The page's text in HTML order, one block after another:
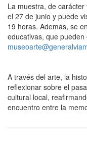
La muestra, de
el 27 de junio y puede
19 horas. Además, se
educativas, que
A través del arte, la
reflexionar sobre el
cultural local,
encuentro entre la